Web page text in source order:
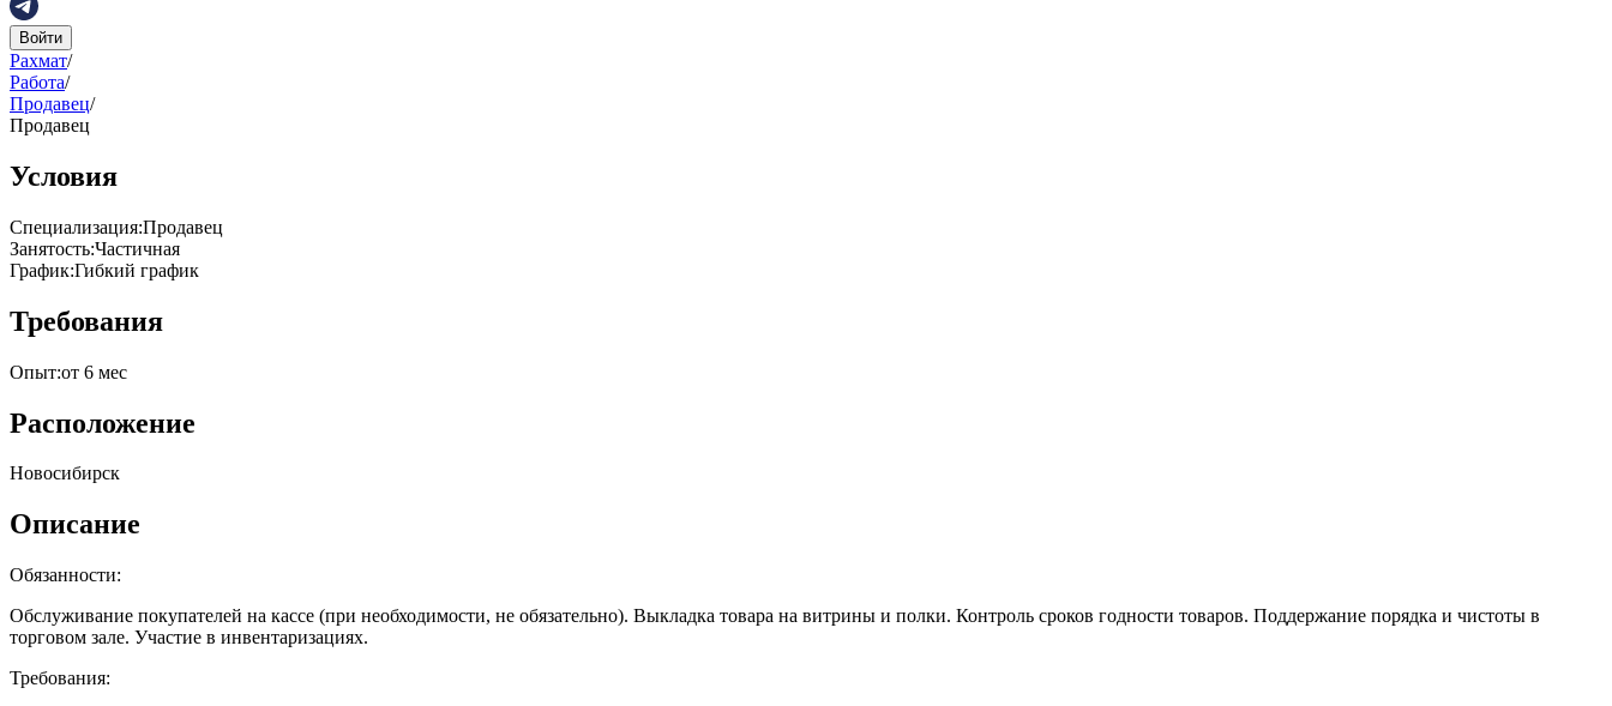
Войти
Рахмат/
Работа/
Продавец/
Продавец
Условия
Специализация:Продавец
Занятость:Частичная
График:Гибкий график
Требования
Опыт:от 6 мес
Расположение
Новосибирск
Описание
Обязанности:
Обслуживание покупателей на кассе (при необходимости, не обязательно). Выкладка товара на витрины и полки. Контроль сроков годности товаров. Поддержание порядка и чистоты в
торговом зале. Участие в инвентаризациях.
Требования: